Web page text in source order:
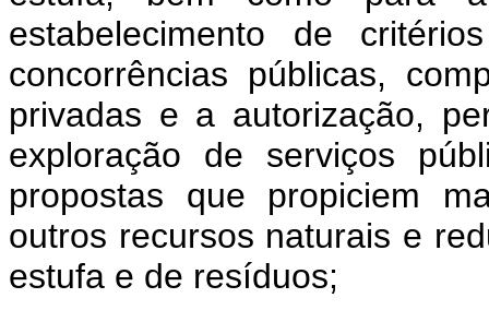
estabelecimento de
concorrências públicas,
privadas e a autorização,
exploração de serviços
propostas que propiciem
outros recursos naturais e
estufa e de resíduos;